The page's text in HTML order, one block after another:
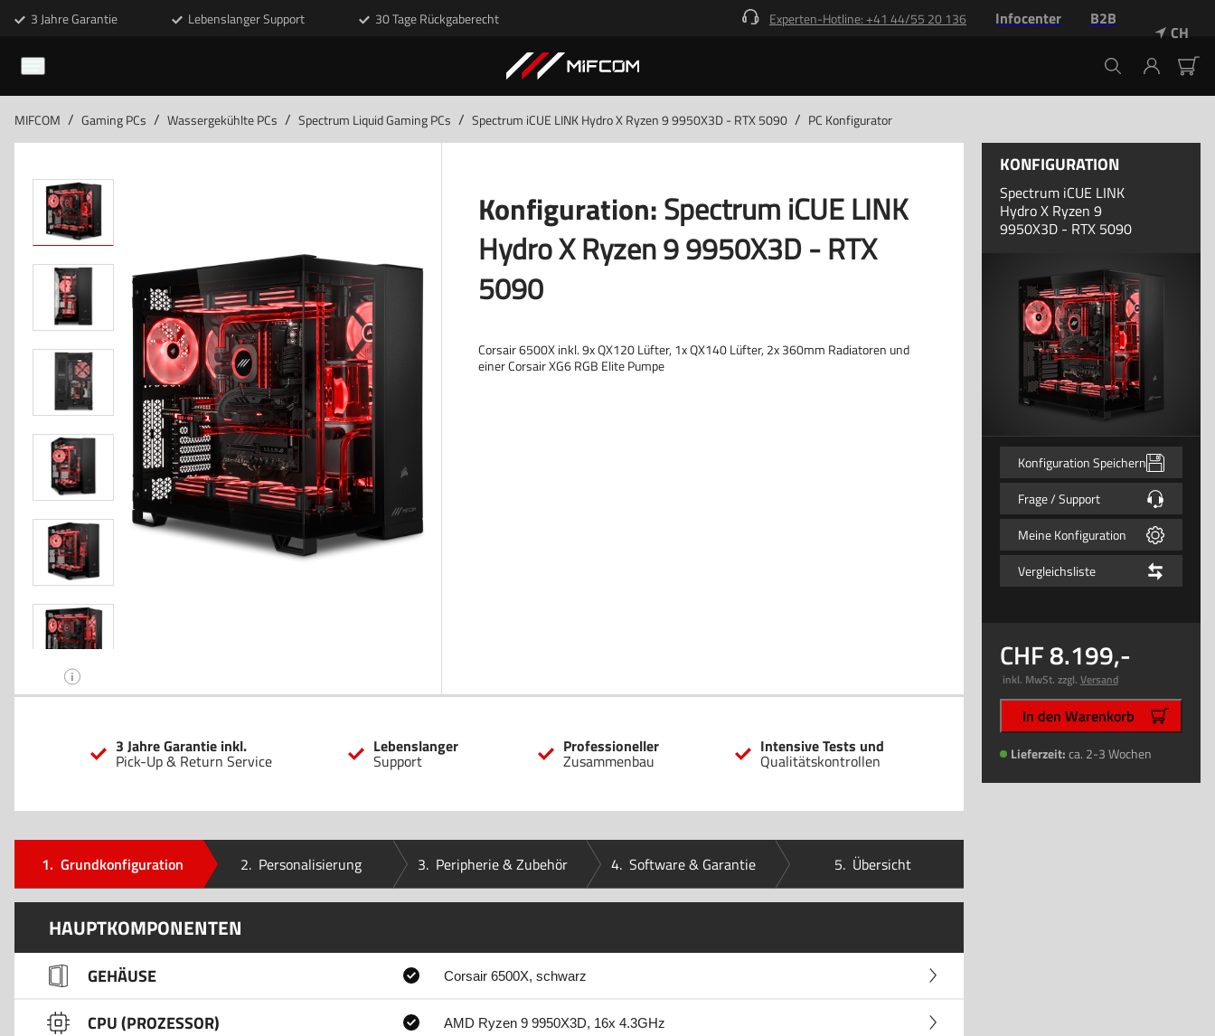
3 Jahre Garantie Lebenslanger Support 30 Tage Rückgaberecht Experten-Hotline: +41 44/55 20 136 Infocenter B2B
CH
MIFCOM / Gaming PCs / Wassergekühlte PCs / Spectrum Liquid Gaming PCs / Spectrum iCUE LINK Hydro X Ryzen 9 9950X3D - RTX 5090 / PC Konfigurator
i
Konfiguration:Spectrum iCUE LINK
Hydro X Ryzen 9 9950X3D - RTX
5090
Corsair 6500X inkl. 9x QX120 Lüfter, 1x QX140 Lüfter, 2x 360mm Radiatoren und
einer Corsair XG6 RGB Elite Pumpe
3 Jahre Garantie inkl.
Pick-Up & Return Service
Lebenslanger
Support
Professioneller
Zusammenbau
Intensive Tests und
Qualitätskontrollen
1. Grundkonfiguration 2. Personalisierung 3. Peripherie & Zubehör 4. Software & Garantie 5. Übersicht
HAUPTKOMPONENTEN
GEHÄUSE Corsair 6500X, schwarz
CPU (PROZESSOR) AMD Ryzen 9 9950X3D, 16x 4.3GHz
KONFIGURATION
Spectrum iCUE LINK
Hydro X Ryzen 9
9950X3D - RTX 5090
Konfiguration Speichern
Frage / Support
Meine Konfiguration
Vergleichsliste
8.199,-
inkl. MwSt. zzgl. Versand
In den Warenkorb
Lieferzeit:ca. 2-3 Wochen